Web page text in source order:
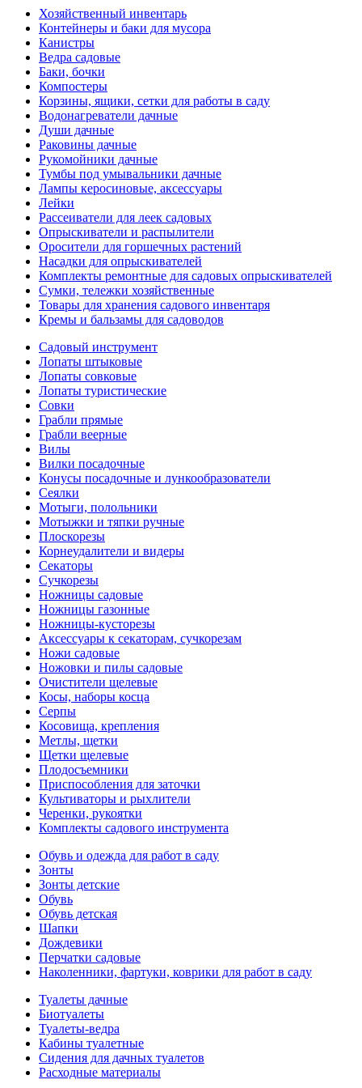
Хозяйственный инвентарь
Контейнеры и баки для мусора
Канистры
Ведра садовые
Баки, бочки
Компостеры
Корзины, ящики, сетки для работы в саду
Водонагреватели дачные
Души дачные
Раковины дачные
Рукомойники дачные
Тумбы под умывальники дачные
Лампы керосиновые, аксессуары
Лейки
Рассеиватели для леек садовых
Опрыскиватели и распылители
Оросители для горшечных растений
Насадки для опрыскивателей
Комплекты ремонтные для садовых опрыскивателей
Сумки, тележки хозяйственные
Товары для хранения садового инвентаря
Кремы и бальзамы для садоводов
Садовый инструмент
Лопаты штыковые
Лопаты совковые
Лопаты туристические
Совки
Грабли прямые
Грабли веерные
Вилы
Вилки посадочные
Конусы посадочные и лункообразователи
Сеялки
Мотыги, полольники
Мотыжки и тяпки ручные
Плоскорезы
Корнеудалители и видеры
Секаторы
Сучкорезы
Ножницы садовые
Ножницы газонные
Ножницы-кусторезы
Аксессуары к секаторам, сучкорезам
Ножи садовые
Ножовки и пилы садовые
Очистители щелевые
Косы, наборы косца
Серпы
Косовища, крепления
Метлы, щетки
Щетки щелевые
Плодосъемники
Приспособления для заточки
Культиваторы и рыхлители
Черенки, рукоятки
Комплекты садового инструмента
Обувь и одежда для работ в саду
Зонты
Зонты детские
Обувь
Обувь детская
Шапки
Дождевики
Перчатки садовые
Наколенники, фартуки, коврики для работ в саду
Туалеты дачные
Биотуалеты
Туалеты-ведра
Кабины туалетные
Сидения для дачных туалетов
Расходные материалы